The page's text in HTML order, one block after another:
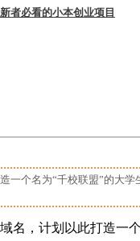
者必看的小本创业项目
个名为“千校联盟”的大
，计划以此打造一